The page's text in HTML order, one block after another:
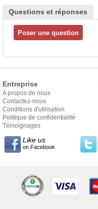
Questions et réponses
Entreprise
A propos de nous
Contactez-nous
Conditions d'utilisation
Politique de confidentialité
Témoignages
Like us
on Facebook